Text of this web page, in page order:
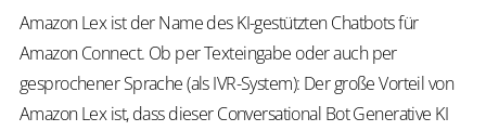
Amazon Lex ist der Name des KI-gestützten Chatbots für
Amazon Connect. Ob per Texteingabe oder auch per
gesprochener Sprache (als IVR-System): Der große Vorteil von
Amazon Lex ist, dass dieser Conversational Bot Generative KI